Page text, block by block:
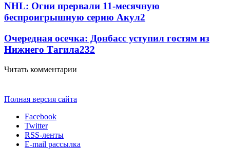
NHL: Огни прервали 11-месячную
беспроигрышную серию Акул2
Очередная осечка: Донбасс уступил гостям из
Нижнего Тагила232
Читать комментарии
Полная версия сайта
Facebook
Twitter
RSS-ленты
E-mail рассылка